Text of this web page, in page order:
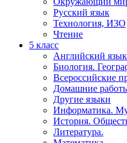
Русский язык
Технология, ИЗО
Чтение
5 класс
Английский язык
Биология.
Всероссийские
Домашние
Другие языки
Информатика.
История.
Литература.